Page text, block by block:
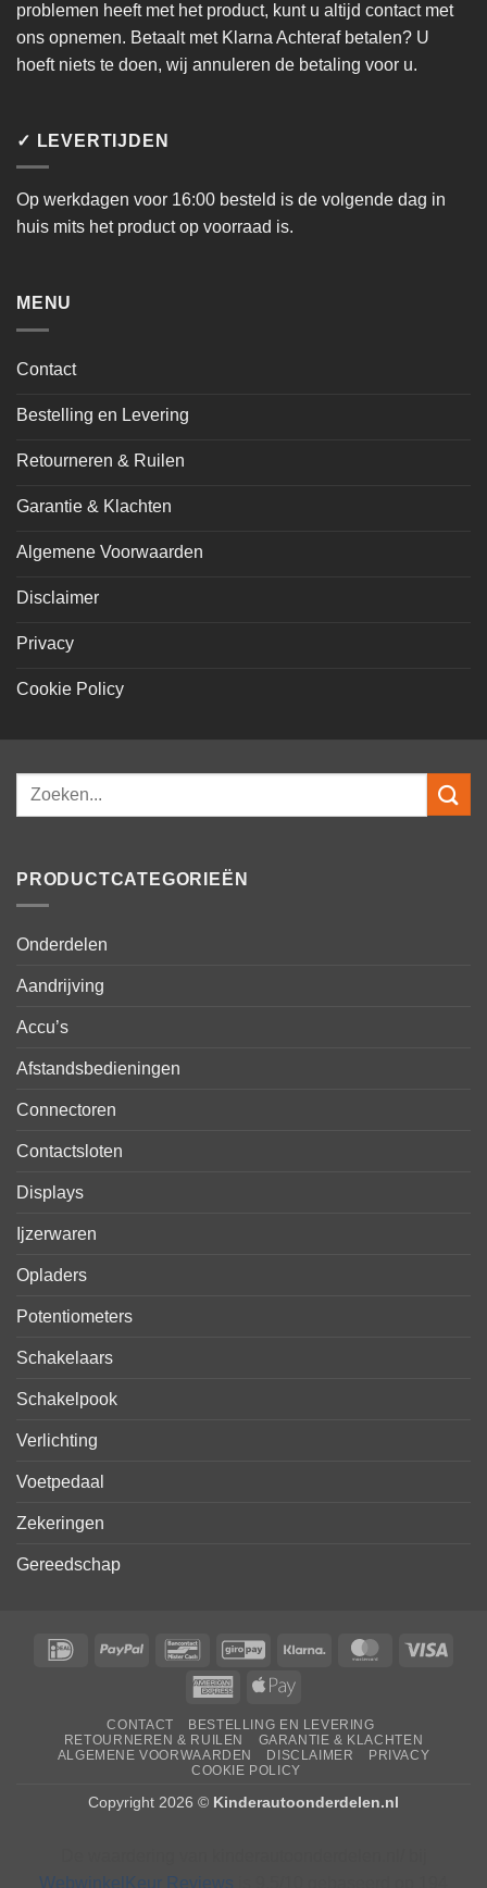
problemen heeft met het product, kunt u altijd contact met
ons opnemen. Betaalt met Klarna Achteraf betalen? U
hoeft niets te doen, wij annuleren de betaling voor u.
✓ LEVERTIJDEN
Op werkdagen voor 16:00 besteld is de volgende dag in
huis mits het product op voorraad is.
MENU
Contact
Bestelling en Levering
Retourneren & Ruilen
Garantie & Klachten
Algemene Voorwaarden
Disclaimer
Privacy
Cookie Policy
Zoeken
PRODUCTCATEGORIEËN
Onderdelen
Aandrijving
Accu’s
Afstandsbedieningen
Connectoren
Contactsloten
Displays
Ijzerwaren
Opladers
Potentiometers
Schakelaars
Schakelpook
Verlichting
Voetpedaal
Zekeringen
Gereedschap
IDeal PayPal BancontactGiroPay Klarna MasterCard
AmericanApple
CONTACT
BESTELLING EN LEVERING
RETOURNEREN & RUILEN
GARANTIE & KLACHTEN
ALGEMENE VOORWAARDEN
DISCLAIMER
PRIVACY
COOKIE POLICY
Copyright 2026 © Kinderautoonderdelen.nl
WebwinkelKeur Reviews